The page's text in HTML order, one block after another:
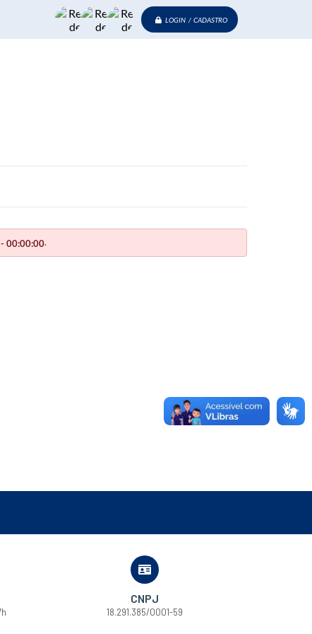
LOGIN / CADASTRO
00:00:00.
CNPJ
18.291.385/0001-59